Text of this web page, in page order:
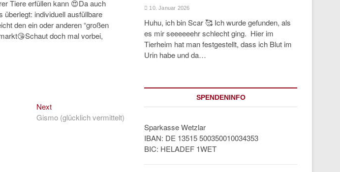
Tiere erfüllen kann 😍Da auch
überlegt: individuell ausfüllbare
den ein oder anderen “großen
doch mal vorbei,
NextNext
post:
Gismo (glücklich vermittelt)
10. Januar 2026
Huhu, ich bin Scar 🥰 Ich wurde gefunden, als
es mir seeeeeehr schlecht ging. Hier im
Tierheim hat man festgestellt, dass ich Blut im
Urin habe und da…
SPENDENINFO
Sparkasse Wetzlar
IBAN: DE 13515 500350010034353
BIC: HELADEF 1WET